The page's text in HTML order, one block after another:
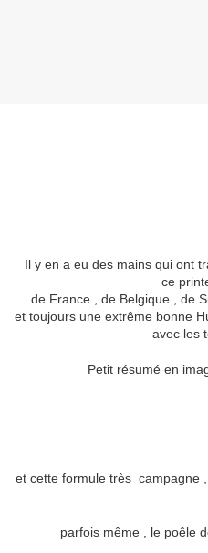
Il y en a eu des mains qui ont
ce
de France , de Belgique , de
et toujours une extrême bonne
avec les
Petit résumé en
et cette formule très campagne
parfois même , le poêle